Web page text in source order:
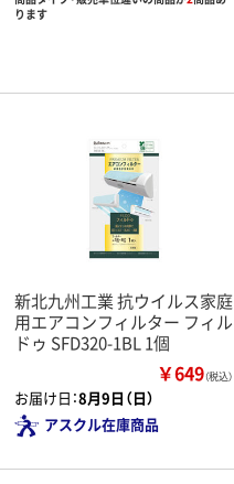
ります
新北九州工業 抗ウイルス家庭
用エアコンフィルター フィル
ドゥ SFD320-1BL 1個
￥649（税込）
お届け日：8月9日（日）
アスクル在庫商品